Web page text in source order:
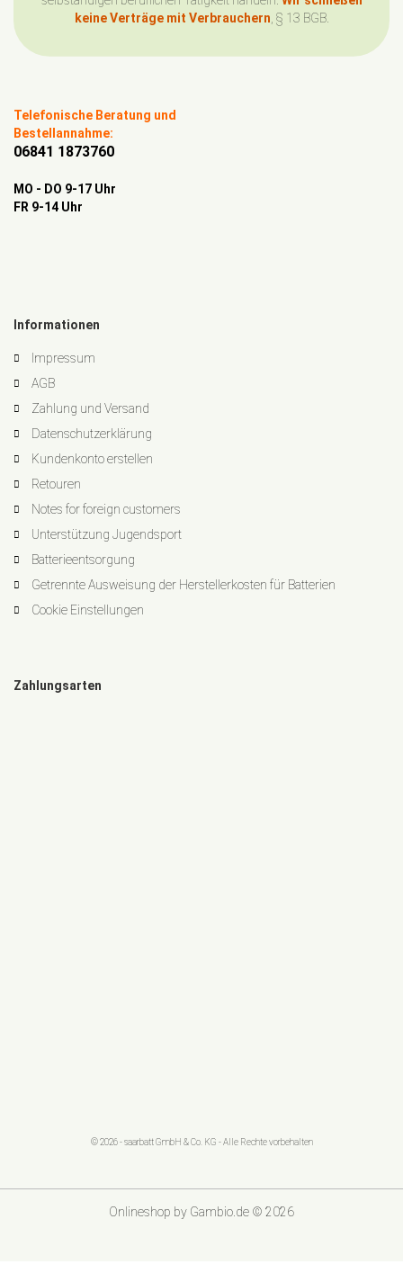
keine Verträge mit Verbrauchern , § 13 BGB.
Telefonische Beratung und
Bestellannahme:
06841 1873760
MO - DO 9-17 Uhr
FR 9-14 Uhr
Informationen
Impressum
AGB
Zahlung und Versand
Datenschutzerklärung
Kundenkonto erstellen
Retouren
Notes for foreign customers
Unterstützung Jugendsport
Batterieentsorgung
Getrennte Ausweisung der Herstellerkosten für Batterien
Cookie Einstellungen
Zahlungsarten
© 2026 - saarbatt GmbH & Co. KG - Alle Rechte vorbehalten
Onlineshop by Gambio.de © 2026